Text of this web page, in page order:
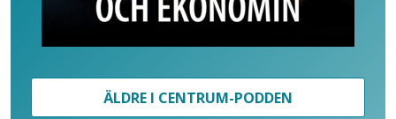
ÄLDRE I CENTRUM-PODDEN